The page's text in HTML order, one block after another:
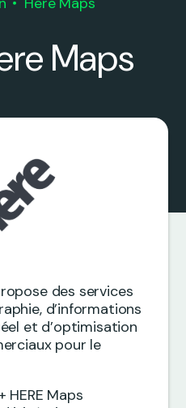
Maps
des services
d’informations
et d’optimisation
pour le
HERE Maps